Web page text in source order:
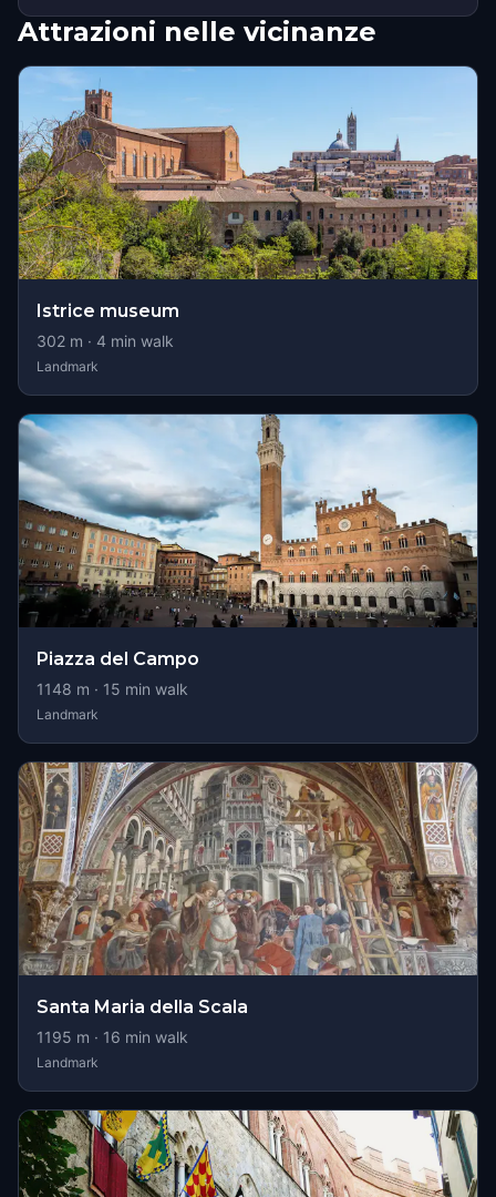
Attrazioni nelle vicinanze
Istrice museum
302 m · 4 min walk
Landmark
Piazza del Campo
1148 m · 15 min walk
Landmark
Santa Maria della Scala
1195 m · 16 min walk
Landmark